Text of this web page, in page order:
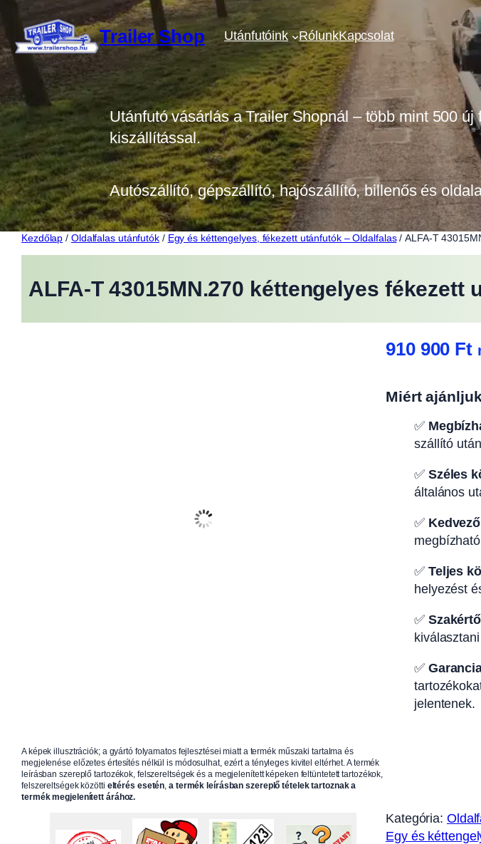
tartalomhoz
Trailer Shop Utánfutóink RólunkKapcsolat
Utánfutó vásárlás a Trailer Shopnál – több mint 500
kiszállítással.
Autószállító, gépszállító, hajószállító, billenős és
Kezdőlap / Oldalfalas utánfutók/ Egy és kéttengelyes, fékezett utánfutók – Oldalfalas/ ALFA-T
ALFA-T 43015MN.270 kéttengelyes
A képek illusztrációk; a gyártó folyamatos fejlesztései miatt a termék műszaki tartalma és
megjelenése előzetes értesítés nélkül is módosulhat, ezért a tényleges kivitel eltérhet. A termék
leírásban szereplő tartozékok, felszereltségek és a megjelenített képeken feltüntetett tartozékok,
felszereltségek közötti eltérés esetén,a termék leírásban szereplő tételek tartoznak a
termék megjelenített árához.
910 900 Ft
Miért
✅
szállító
✅ Széles
általános
✅
✅ Teljes
helyezést
✅
✅
jelentenek.
Kategória:
Egy és